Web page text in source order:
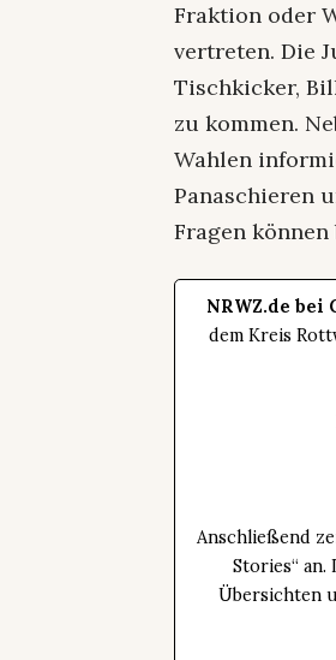
Fraktion oder
vertreten. Die
Tischkicker,
zu kommen.
Wahlen
Panaschieren
Fragen
NRWZ.de bei
dem Kreis
Anschließend
Stories“
Übersichten